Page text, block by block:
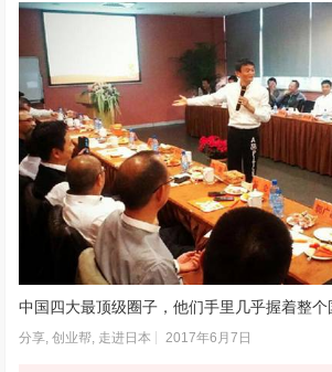
中国四大最顶级圈子，他们手里几乎握着整个
分享,创业帮, 走进日本 2017年6月7日